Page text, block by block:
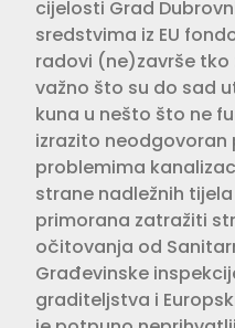
cijelosti Grad
sredstvima iz EU
radovi (ne)završe tko
važno što su do sad
kuna u nešto što ne
izrazito
problemima
strane nadležnih
primorana zatražiti
očitovanja od
Građevinske
graditeljstva i